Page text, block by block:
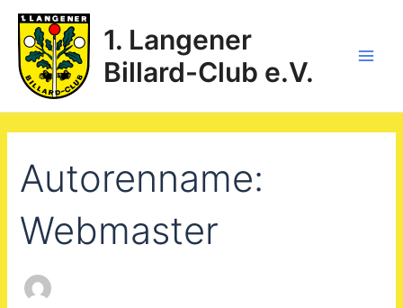
Zum
Inhalt
springen
1. Langener
Billard-Club e.V.
Autorenname:
Webmaster
nach: